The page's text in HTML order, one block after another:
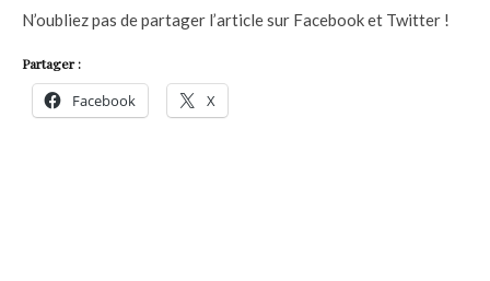
N’oubliez pas de partager l’article sur Facebook et Twitter !
Partager :
Facebook X